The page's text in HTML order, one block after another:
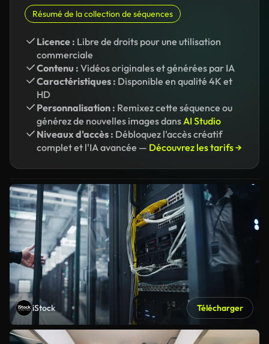
Résumé de la collection de séquences
Licence : Libre de droits pour une utilisation
commerciale
Contenu : Vidéos originales et générées par IA
Caractéristiques : Disponible en qualité 4K et
HD
Personnalisation : Remixez cette séquence ou
générez de nouvelles images dansAI Studio
Niveaux d'accès : Débloquez l'accès créatif
complet et l'IA avancée — Découvrez les tarifs →
iStock Télécharger